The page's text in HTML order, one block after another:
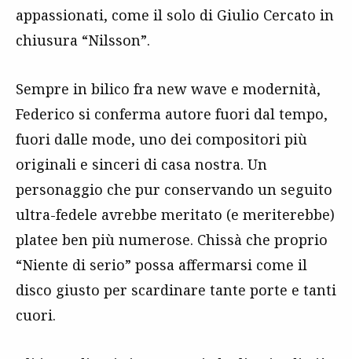
appassionati, come il solo di Giulio Cercato in
chiusura “Nilsson”.
Sempre in bilico fra new wave e modernità,
Federico si conferma autore fuori dal tempo,
fuori dalle mode, uno dei compositori più
originali e sinceri di casa nostra. Un
personaggio che pur conservando un seguito
ultra-fedele avrebbe meritato (e meriterebbe)
platee ben più numerose. Chissà che proprio
“Niente di serio” possa affermarsi come il
disco giusto per scardinare tante porte e tanti
cuori.